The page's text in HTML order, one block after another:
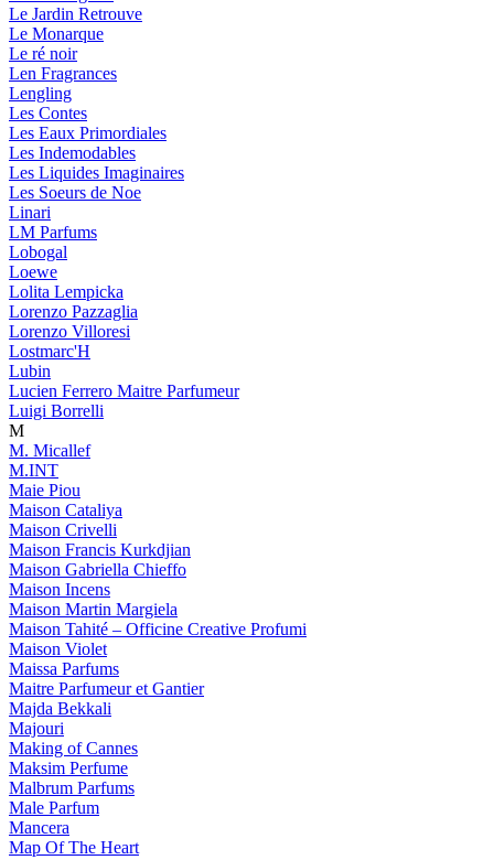
Le Jardin Retrouve
Le Monarque
Le ré noir
Len Fragrances
Lengling
Les Contes
Les Eaux Primordiales
Les Indemodables
Les Liquides Imaginaires
Les Soeurs de Noe
Linari
LM Parfums
Lobogal
Loewe
Lolita Lempicka
Lorenzo Pazzaglia
Lorenzo Villoresi
Lostmarc'H
Lubin
Lucien Ferrero Maitre Parfumeur
Luigi Borrelli
M
M. Micallef
M.INT
Maie Piou
Maison Cataliya
Maison Crivelli
Maison Francis Kurkdjian
Maison Gabriella Chieffo
Maison Incens
Maison Martin Margiela
Maison Tahité – Officine Creative Profumi
Maison Violet
Maissa Parfums
Maitre Parfumeur et Gantier
Majda Bekkali
Majouri
Making of Cannes
Maksim Perfume
Malbrum Parfums
Male Parfum
Mancera
Map Of The Heart